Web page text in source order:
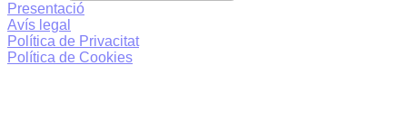
Presentació
Avís legal
Política de Privacitat
Política de Cookies